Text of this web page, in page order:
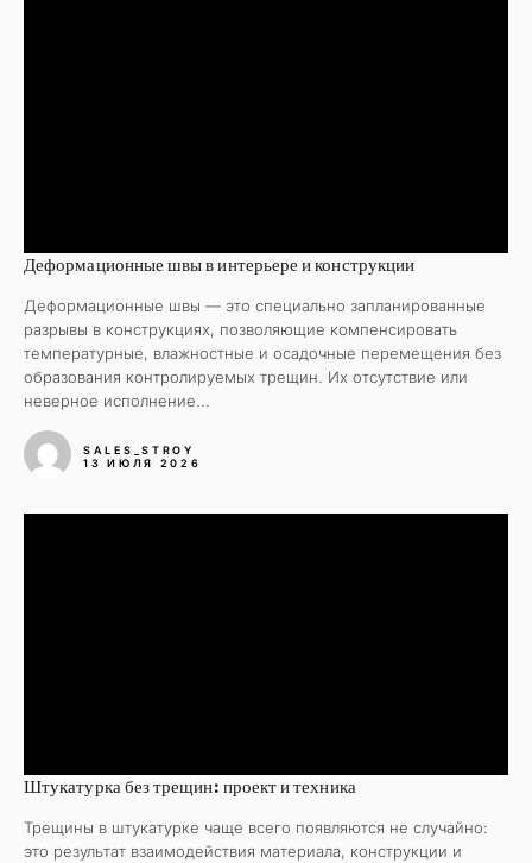
Деформационные швы в интерьере и конструкции
Деформационные швы — это специально запланированные
разрывы в конструкциях, позволяющие компенсировать
температурные, влажностные и осадочные перемещения без
образования контролируемых трещин. Их отсутствие или
неверное исполнение...
SALES_STROY
13 ИЮЛЯ 2026
Штукатурка без трещин: проект и техника
Трещины в штукатурке чаще всего появляются не случайно:
это результат взаимодействия материала, конструкции и